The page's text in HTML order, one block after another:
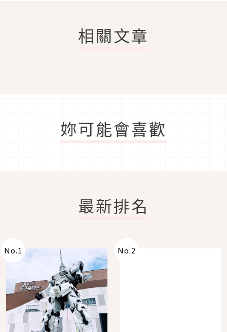
相關文章
妳可能會喜歡
最新排名
No.1 No.2